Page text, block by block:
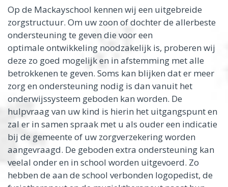
Contact
Op de Mackayschool kennen wij een uitgebreide
zorgstructuur. Om uw zoon of dochter de allerbeste
ondersteuning te geven die voor een
optimale ontwikkeling noodzakelijk is, proberen wij
deze zo goed mogelijk en in afstemming met alle
betrokkenen te geven. Soms kan blijken dat er meer
zorg en ondersteuning nodig is dan vanuit het
onderwijssysteem geboden kan worden. De
hulpvraag van uw kind is hierin het uitgangspunt en
zal er in samen spraak met u als ouder een indicatie
bij de gemeente of uw zorgverzekering worden
aangevraagd. De geboden extra ondersteuning kan
veelal onder en in school worden uitgevoerd. Zo
hebben de aan de school verbonden logopedist, de